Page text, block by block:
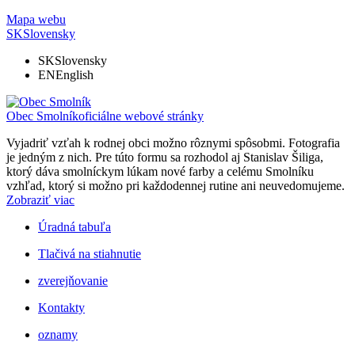
Mapa webu
SKSlovensky
SKSlovensky
ENEnglish
Obec Smolníkoficiálne webové stránky
Vyjadriť vzťah k rodnej obci možno rôznymi spôsobmi. Fotografia
je jedným z nich. Pre túto formu sa rozhodol aj Stanislav Šiliga,
ktorý dáva smolníckym lúkam nové farby a celému Smolníku
vzhľad, ktorý si možno pri každodennej rutine ani neuvedomujeme.
Zobraziť viac
Úradná tabuľa
Tlačivá na stiahnutie
zverejňovanie
Kontakty
oznamy